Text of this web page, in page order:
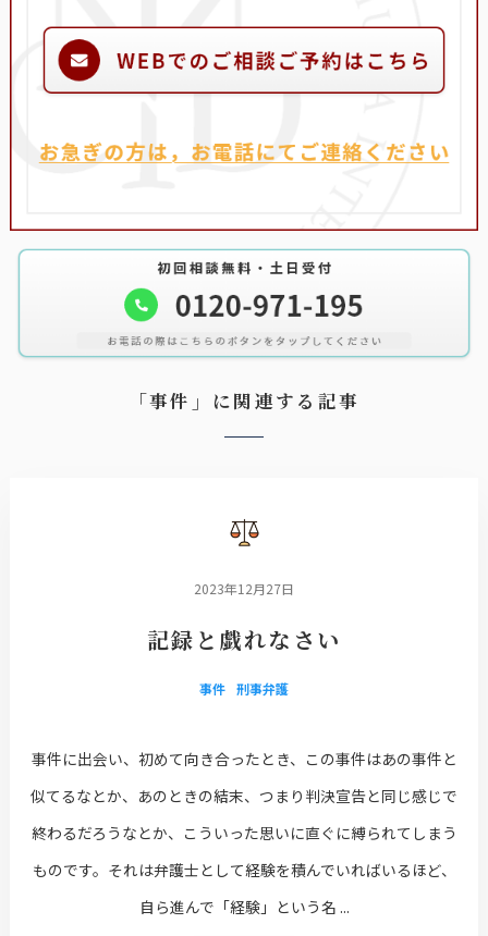
「事件」に関連する記事
2023年12月27日
記録と戯れなさい
事件 刑事弁護
事件に出会い、初めて向き合ったとき、この事件はあの事件と
似てるなとか、あのときの結末、つまり判決宣告と同じ感じで
終わるだろうなとか、こういった思いに直ぐに縛られてしまう
ものです。それは弁護士として経験を積んでいればいるほど、
自ら進んで「経験」という名 ...